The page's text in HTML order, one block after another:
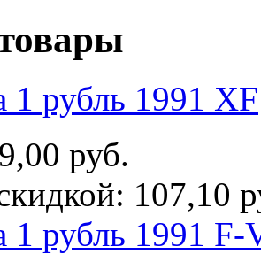
1 рубль 1991 XF
руб.
107,10
1 рубль 1991 F-